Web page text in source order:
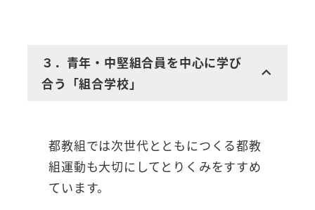
３．青年・中堅組合員を中心に学び
合う「組合学校」
都教組では次世代とともにつくる都教
組運動も大切にしてとりくみをすすめ
ています。